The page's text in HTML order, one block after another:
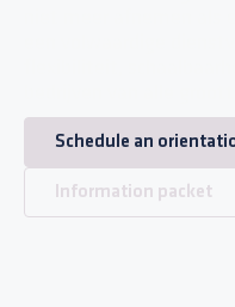
Schedule an
Information packet